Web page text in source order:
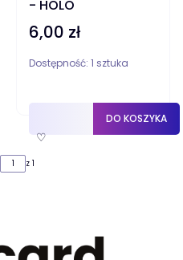
- HOLO
Cena
6,00 zł
Dostępność: 1 sztuka
♡
DO KOSZYKA
z 1